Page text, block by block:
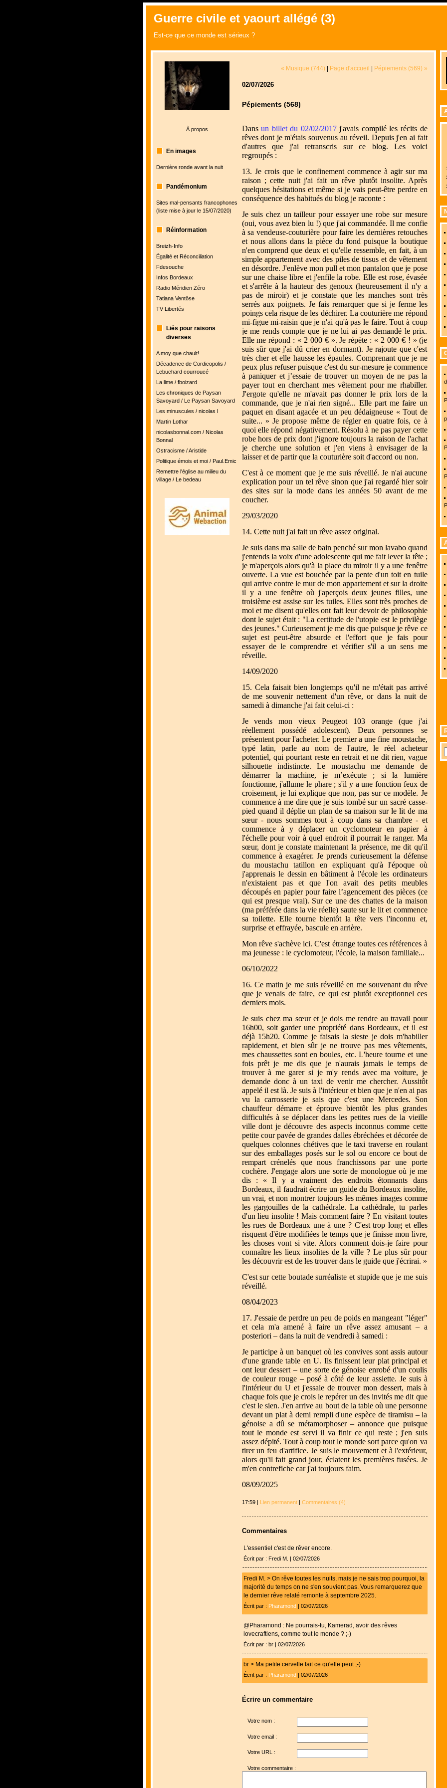
Guerre civile et yaourt allégé (3)
Est-ce que ce monde est sérieux ?
À propos
En images
Dernière ronde avant la nuit
Pandémonium
Sites mal-pensants francophones
(liste mise à jour le 15/07/2020)
Réinformation
Breizh-Info
Égalité et Réconciliation
Fdesouche
Infos Bordeaux
Radio Méridien Zéro
Tatiana Ventôse
TV Libertés
Liés pour raisons
diverses
A moy que chault!
Décadence de Cordicopolis /
Lebuchard courroucé
La lime / fboizard
Les chroniques de Paysan
Savoyard / Le Paysan Savoyard
Les minuscules / nicolas l
Martin Lothar
nicolasbonnal.com / Nicolas
Bonnal
Ostracisme / Aristide
Politique émois et moi / Paul.Emic
Remettre l'église au milieu du
village / Le bedeau
« Musique (744)| Page d'accueil | Pépiements (569) »
02/07/2026
Pépiements (568)
Dansun billet du 02/02/2017j'avais compilé les récits de
rêves dont je m'étais souvenus au réveil. Depuis j'en ai fait
d'autres que j'ai retranscris sur ce blog. Les voici
regroupés :
13. Je crois que le confinement commence à agir sur ma
raison ; cette nuit j'ai fait un rêve plutôt insolite. Après
quelques hésitations et même si je vais peut-être perdre en
conséquence des habitués du blog je raconte :
Je suis chez un tailleur pour essayer une robe sur mesure
(oui, vous avez bien lu !) que j'ai commandée. Il me confie
à sa vendeuse-couturière pour faire les dernières retouches
et nous allons dans la pièce du fond puisque la boutique
n'en comprend que deux et qu'elle ressemble, en fait, à un
simple appartement avec des piles de tissus et de vêtement
en désordre. J'enlève mon pull et mon pantalon que je pose
sur une chaise libre et j'enfile la robe. Elle est rose, évasée
et s'arrête à la hauteur des genoux (heureusement il n'y a
pas de miroir) et je constate que les manches sont très
serrés aux poignets. Je fais remarquer que si je ferme les
poings cela risque de les déchirer. La couturière me répond
mi-figue mi-raisin que je n'ai qu'à pas le faire. Tout à coup
je me rends compte que je ne lui ai pas demandé le prix.
Elle me répond : « 2 000 € ». Je répète : « 2 000 € ! » (je
suis sûr que j'ai dû crier en dormant). Je rajoute que c'est
très cher et elle hausse les épaules. Comprenant que je ne
peux plus refuser puisque c'est du sur-mesure je commence
à paniquer et j’essaie de trouver un moyen de ne pas la
payer tout en cherchant mes vêtement pour me rhabiller.
J'ergote qu'elle ne m'avait pas donner le prix lors de la
commande, que je n'ai rien signé... Elle part me faire un
paquet en disant agacée et un peu dédaigneuse « Tout de
suite... » Je propose même de régler en quatre fois, ce à
quoi elle répond négativement. Résolu à ne pas payer cette
robe hors de prix dont j'ignore toujours la raison de l'achat
je cherche une solution et j'en viens à envisager de la
laisser et de partir que la couturière soit d'accord ou non.
C'est à ce moment que je me suis réveillé. Je n'ai aucune
explication pour un tel rêve sinon que j'ai regardé hier soir
des sites sur la mode dans les années 50 avant de me
coucher.
29/03/2020
14. Cette nuit j'ai fait un rêve assez original.
Je suis dans ma salle de bain penché sur mon lavabo quand
j'entends la voix d'une adolescente qui me fait lever la tête ;
je m'aperçois alors qu'à la place du miroir il y a une fenêtre
ouverte. La vue est bouchée par la pente d'un toit en tuile
qui arrive contre le mur de mon appartement et sur la droite
il y a une fenêtre où j'aperçois deux jeunes filles, une
troisième est assise sur les tuiles. Elles sont très proches de
moi et me disent qu'elles ont fait leur devoir de philosophie
dont le sujet était : "La certitude de l'utopie est le privilège
des jeunes." Curieusement je me dis que puisque je rêve ce
sujet est peut-être absurde et l'effort que je fais pour
essayer de le comprendre et vérifier s'il a un sens me
réveille.
14/09/2020
15. Cela faisait bien longtemps qu'il ne m'était pas arrivé
de me souvenir nettement d'un rêve, or dans la nuit de
samedi à dimanche j'ai fait celui-ci :
Je vends mon vieux Peugeot 103 orange (que j'ai
réellement possédé adolescent). Deux personnes se
présentent pour l'acheter. Le premier a une fine moustache,
typé latin, parle au nom de l'autre, le réel acheteur
potentiel, qui pourtant reste en retrait et ne dit rien, vague
silhouette indistincte. Le moustachu me demande de
démarrer la machine, je m’exécute ; si la lumière
fonctionne, j'allume le phare ; s'il y a une fonction feux de
croisement, je lui explique que non, pas sur ce modèle. Je
commence à me dire que je suis tombé sur un sacré casse-
pied quand il déplie un plan de sa maison sur le lit de ma
sœur - nous sommes tout à coup dans sa chambre - et
commence à y déplacer un cyclomoteur en papier à
l'échelle pour voir à quel endroit il pourrait le ranger. Ma
sœur, dont je constate maintenant la présence, me dit qu'il
commence à exagérer. Je prends curieusement la défense
du moustachu tatillon en expliquant qu'à l'époque où
j'apprenais le dessin en bâtiment à l'école les ordinateurs
n'existaient pas et que l'on avait des petits meubles
découpés en papier pour faire l’agencement des pièces (ce
qui est presque vrai). Sur ce une des chattes de la maison
(ma préférée dans la vie réelle) saute sur le lit et commence
sa toilette. Elle tourne bientôt la tête vers l'inconnu et,
surprise et effrayée, bascule en arrière.
Mon rêve s'achève ici. C'est étrange toutes ces références à
ma jeunesse : le cyclomoteur, l'école, la maison familiale...
06/10/2022
16. Ce matin je me suis réveillé en me souvenant du rêve
que je venais de faire, ce qui est plutôt exceptionnel ces
derniers mois.
Je suis chez ma sœur et je dois me rendre au travail pour
16h00, soit garder une propriété dans Bordeaux, et il est
déjà 15h20. Comme je faisais la sieste je dois m'habiller
rapidement, et bien sûr je ne trouve pas mes vêtements,
mes chaussettes sont en boules, etc. L'heure tourne et une
fois prêt je me dis que je n'aurais jamais le temps de
trouver à me garer si je m'y rends avec ma voiture, je
demande donc à un taxi de venir me chercher. Aussitôt
appelé il est là. Je suis à l'intérieur et bien que je n'en ai pas
vu la carrosserie je sais que c'est une Mercedes. Son
chauffeur démarre et éprouve bientôt les plus grandes
difficultés à se déplacer dans les petites rues de la vieille
ville dont je découvre des aspects inconnus comme cette
petite cour pavée de grandes dalles ébréchées et décorée de
quelques colonnes chétives que le taxi traverse en roulant
sur des emballages posés sur le sol ou encore ce bout de
rempart crénelés que nous franchissons par une porte
cochère. J'engage alors une sorte de monologue où je me
dis : « Il y a vraiment des endroits étonnants dans
Bordeaux, il faudrait écrire un guide du Bordeaux insolite,
un vrai, et non montrer toujours les mêmes images comme
les gargouilles de la cathédrale. La cathédrale, tu parles
d'un lieu insolite ! Mais comment faire ? En visitant toutes
les rues de Bordeaux une à une ? C'est trop long et elles
risquent d'être modifiées le temps que je finisse mon livre,
les choses vont si vite. Alors comment dois-je faire pour
connaître les lieux insolites de la ville ? Le plus sûr pour
les découvrir est de les trouver dans le guide que j'écrirai. »
C'est sur cette boutade surréaliste et stupide que je me suis
réveillé.
08/04/2023
17. J'essaie de perdre un peu de poids en mangeant "léger"
et cela m'a amené à faire un rêve assez amusant – a
posteriori – dans la nuit de vendredi à samedi :
Je participe à un banquet où les convives sont assis autour
d'une grande table en U. Ils finissent leur plat principal et
ont leur dessert – une sorte de génoise enrobé d'un coulis
de couleur rouge – posé à côté de leur assiette. Je suis à
l'intérieur du U et j'essaie de trouver mon dessert, mais à
chaque fois que je crois le repérer un des invités me dit que
c'est le sien. J'en arrive au bout de la table où une personne
devant un plat à demi rempli d'une espèce de tiramisu – la
génoise a dû se métamorphoser – annonce que puisque
tout le monde est servi il va finir ce qui reste ; j'en suis
assez dépité. Tout à coup tout le monde sort parce qu'on va
tirer un feu d'artifice. Je suis le mouvement et à l'extérieur,
alors qu'il fait grand jour, éclatent les premières fusées. Je
m'en contrefiche car j'ai toujours faim.
08/09/2025
17:59 | Lien permanent| Commentaires (4)
Commentaires
L'essentiel c'est de rêver encore.
Écrit par : Fredi M. | 02/07/2026
Fredi M. > On rêve toutes les nuits, mais je ne sais trop pourquoi, la
majorité du temps on ne s'en souvient pas. Vous remarquerez que
le dernier rêve relaté remonte à septembre 2025.
Écrit par : Pharamond| 02/07/2026
@Pharamond : Ne pourrais-tu, Kamerad, avoir des rêves
lovecraftiens, comme tout le monde ? ;-)
Écrit par : br | 02/07/2026
br > Ma petite cervelle fait ce qu'elle peut ;-)
Écrit par : Pharamond| 02/07/2026
Écrire un commentaire
Votre nom :
Votre email :
Votre URL :
Votre commentaire :